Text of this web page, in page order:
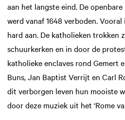
aan het langste eind. De
werd vanaf 1648 verboden.
hard aan. De katholieken trokken
schuurkerken en in door de
katholieke enclaves rond Gemert
Buns, Jan Baptist Verrijt en Carl
dit verborgen leven hun mooiste
door deze muziek uit het ‘Rome